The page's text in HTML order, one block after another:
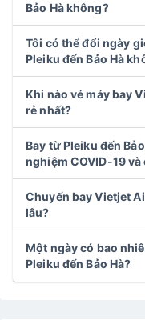
Bảo Hà không?
Tôi có thể đổi ngày
Pleiku đến Bảo Hà
Khi nào vé máy bay
rẻ nhất?
Bay từ Pleiku đến
nghiệm COVID-19
Chuyến bay Vietjet
lâu?
Một ngày có bao
Pleiku đến Bảo Hà?